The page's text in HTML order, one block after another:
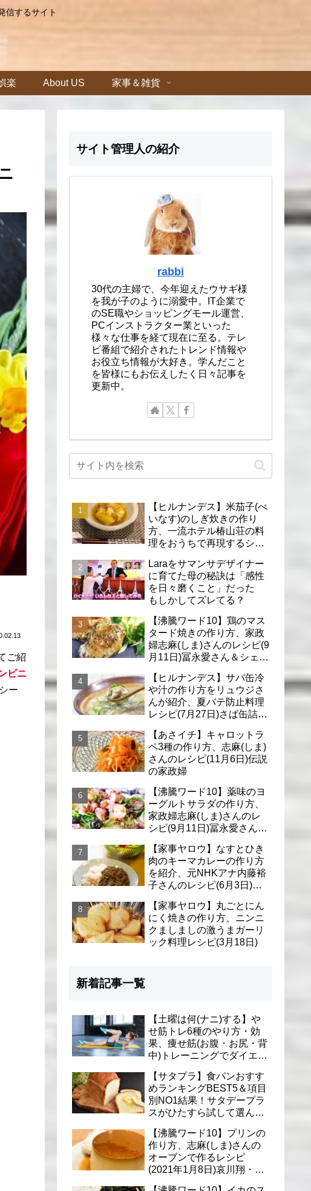
信するサイト
楽 About US 家事＆雑貨
ご紹
ビニ
ー
サイト管理人の紹介
rabbi
30代の主婦で、今年迎えたウサギ様
を我が子のように溺愛中。IT企業で
のSE職やショッピングモール運営、
PCインストラクター業といった
様々な仕事を経て現在に至る。テレ
ビ番組で紹介されたトレンド情報や
お役立ち情報が大好き。学んだこと
を皆様にもお伝えしたく日々記事を
更新中。
【ヒルナンデス】米茄子(べ
いなす)のしぎ炊きの作り
方、一流ホテル椿山荘の料
理をおうちで再現するシェ
Laraをサマンサデザイナー
に育てた母の秘訣は「感性
を日々磨くこと」だった
もしかしてズレてる？
【沸騰ワード10】鶏のマス
タード焼きの作り方、家政
婦志麻(しま)さんのレシピ(9
月11日)冨永愛さん＆シェリ
【ヒルナンデス】サバ缶冷
や汁の作り方をリュウジさ
んが紹介、夏バテ防止料理
レシピ(7月27日)さば缶詰で
【あさイチ】キャロットラ
ペ3種の作り方、志麻(しま)
さんのレシピ(11月6日)伝説
の家政婦
【沸騰ワード10】薬味のヨ
ーグルトサラダの作り方、
家政婦志麻(しま)さんのレ
シピ(9月11日)冨永愛さん＆
【家事ヤロウ】なすとひき
肉のキーマカレーの作り方
を紹介、元NHKアナ内藤裕
子さんのレシピ(6月3日)リ
【家事ヤロウ】丸ごとにん
にく焼きの作り方、ニンニ
クましましの激うまガーリ
ック料理レシピ(3月18日)
新着記事一覧
【土曜は何(ナニ)する】や
せ筋トレ6種のやり方・効
果、痩せ筋(お腹・お尻・背
中)トレーニングでダイエッ
【サタプラ】食パンおすす
めランキングBEST5＆項目
別NO1結果！サタデープラ
スがひたすら試して選んだ
【沸騰ワード10】プリンの
作り方、志麻(しま)さんの
オーブンで作るレシピ
(2021年1月8日)哀川翔・滝